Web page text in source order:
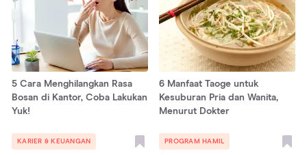
5 Cara Menghilangkan Rasa
Bosan di Kantor, Coba Lakukan
Yuk!
KARIER & KEUANGAN
6 Manfaat Taoge untuk
Kesuburan Pria dan Wanita,
Menurut Dokter
PROGRAM HAMIL